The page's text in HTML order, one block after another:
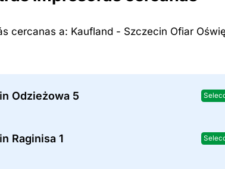
cercanas a: Kaufland - Szczecin Ofiar
Odzieżowa 5
Raginisa 1